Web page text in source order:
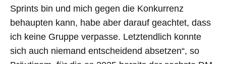
Sprints bin und mich gegen die Konkurrenz
behaupten kann, habe aber darauf geachtet, dass
ich keine Gruppe verpasse. Letztendlich konnte
sich auch niemand entscheidend absetzen“, so